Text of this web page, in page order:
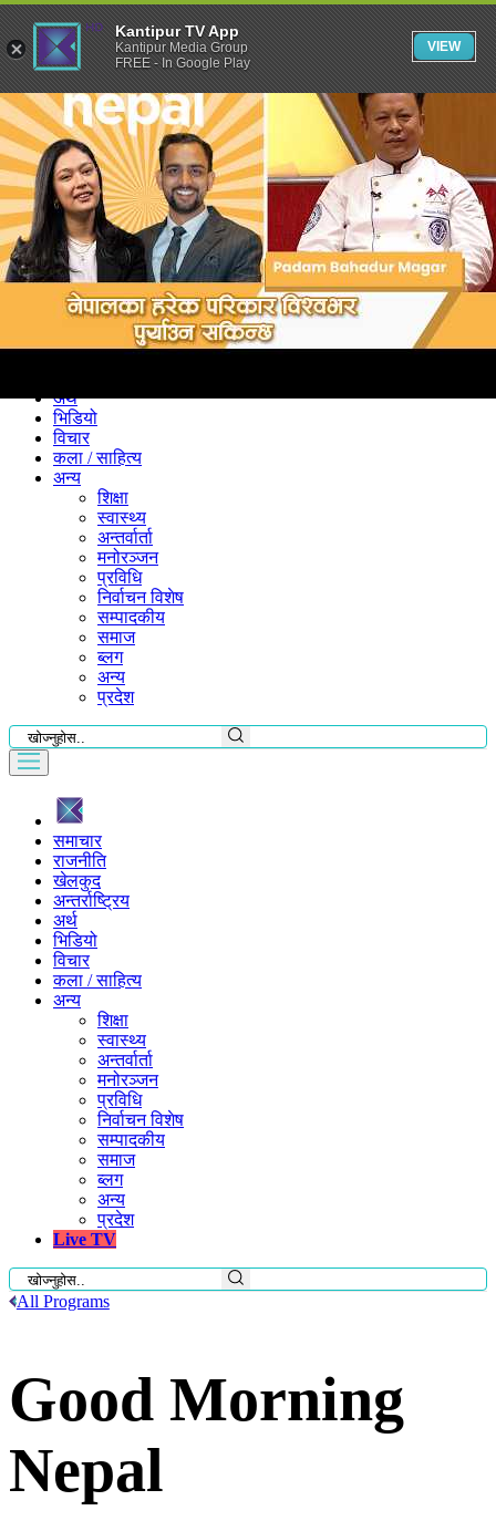
समाचार
अर्थ
भिडियो
विचार
कला / साहित्य
अन्य
शिक्षा
स्वास्थ्य
अन्तर्वार्ता
मनोरञ्जन
प्रविधि
निर्वाचन विशेष
सम्पादकीय
समाज
ब्लग
अन्य
प्रदेश
समाचार
राजनीति
खेलकुद
अन्तर्राष्ट्रिय
अर्थ
भिडियो
विचार
कला / साहित्य
अन्य
शिक्षा
स्वास्थ्य
अन्तर्वार्ता
मनोरञ्जन
प्रविधि
निर्वाचन विशेष
सम्पादकीय
समाज
ब्लग
अन्य
प्रदेश
Live TV
All Programs
Good Morning
Nepal
Kantipur TV App
Kantipur Media Group
FREE - In Google Play
VIEW